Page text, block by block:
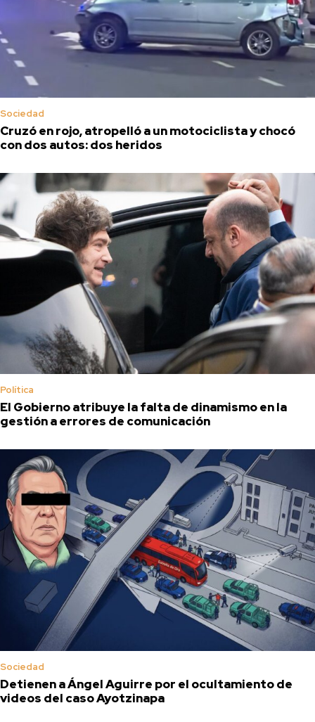
Sociedad
Cruzó en rojo, atropelló a un motociclista y chocó
con dos autos: dos heridos
Política
El Gobierno atribuye la falta de dinamismo en la
gestión a errores de comunicación
Sociedad
Detienen a Ángel Aguirre por el ocultamiento de
videos del caso Ayotzinapa